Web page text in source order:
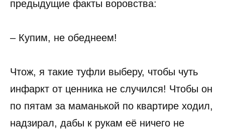
предыдущие факты воровства:
– Купим, не обеднеем!
Чтож, я такие туфли выберу, чтобы чуть
инфаркт от ценника не случился! Чтобы он
по пятам за маманькой по квартире ходил,
надзирал, дабы к рукам её ничего не